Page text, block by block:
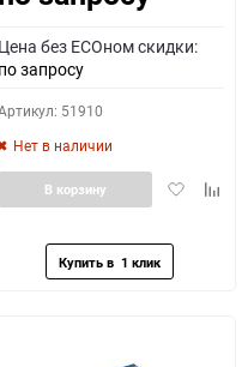
Цена без ECOном скидки:
по запросу
51910
Нет в наличии
Добавить
В корзину